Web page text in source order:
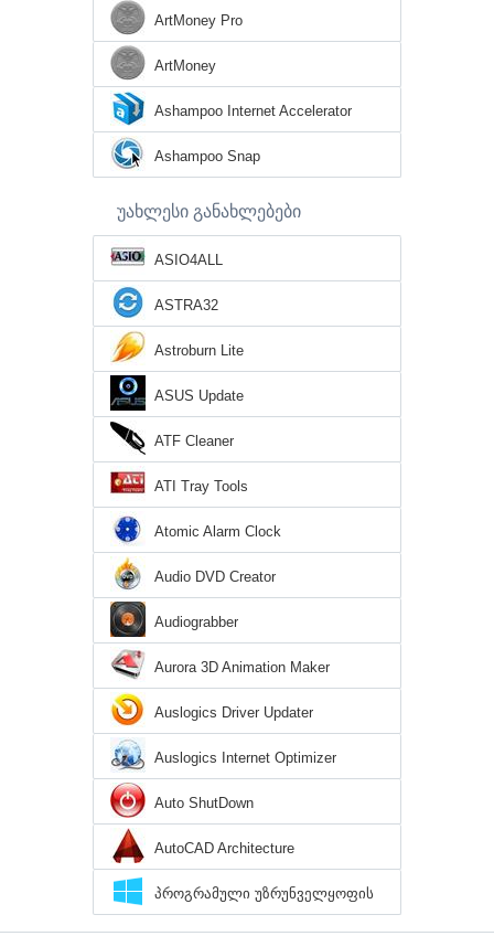
ArtMoney Pro
ArtMoney
Ashampoo Internet Accelerator
Ashampoo Snap
უახლესი განახლებები
ASIO4ALL
ASTRA32
Astroburn Lite
ASUS Update
ATF Cleaner
ATI Tray Tools
Atomic Alarm Clock
Audio DVD Creator
Audiograbber
Aurora 3D Animation Maker
Auslogics Driver Updater
Auslogics Internet Optimizer
Auto ShutDown
AutoCAD Architecture
პროგრამული უზრუნველყოფის
დირექტორია Windows 10